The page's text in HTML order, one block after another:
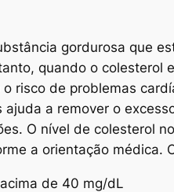
gordurosa que
quando o colesterol
risco de problemas
ajuda a remover o
O nível de colesterol
a orientação médica.
de 40 mg/dL